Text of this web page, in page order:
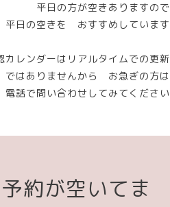
平日の方が空きありますので
平日の空きを おすすめしています
カレンダーはリアルタイムでの更新
ではありませんから お急ぎの方は
電話で問い合わせしてみてください
約が空いてま